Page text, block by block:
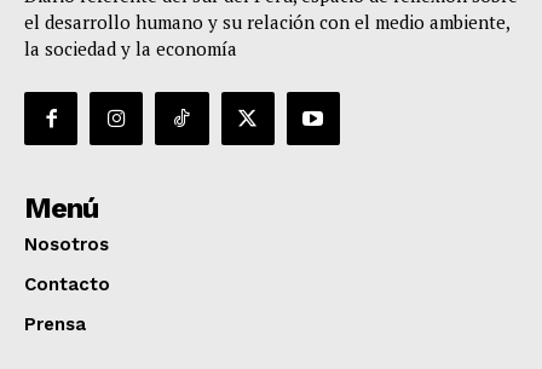
el desarrollo humano y su relación con el medio ambiente,
la sociedad y la economía
Menú
Nosotros
Contacto
Prensa